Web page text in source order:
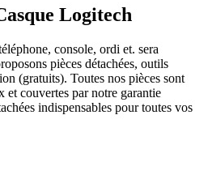
Logitech
console, ordi et. sera
pièces détachées, outils
(gratuits). Toutes nos pièces sont
et couvertes par notre garantie
indispensables pour toutes vos